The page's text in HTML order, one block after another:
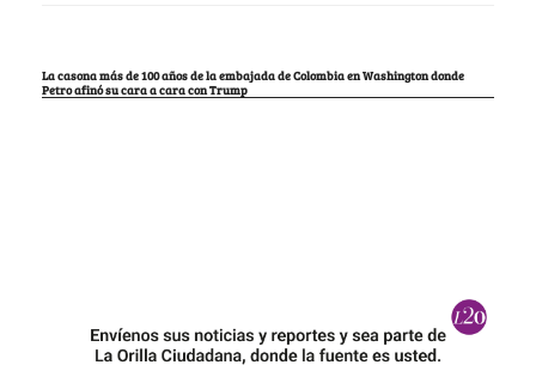
La casona más de 100 años de la embajada de Colombia en Washington donde
Petro afinó su cara a cara con Trump